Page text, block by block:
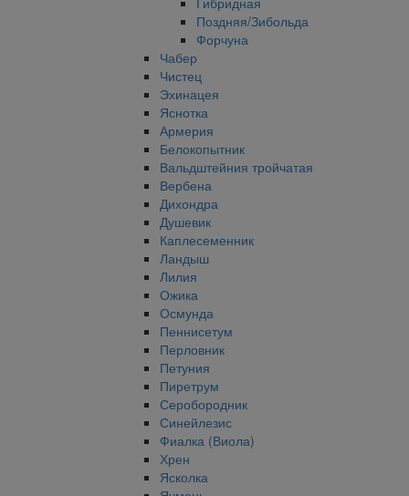
Поздняя/Зибольда
Форчуна
Чабер
Чистец
Эхинацея
Яснотка
Армерия
Белокопытник
Вальдштейния тройчатая
Вербена
Дихондра
Душевик
Каплесеменник
Ландыш
Лилия
Ожика
Осмунда
Пеннисетум
Перловник
Петуния
Пиретрум
Серобородник
Синейлезис
Фиалка (Виола)
Хрен
Ясколка